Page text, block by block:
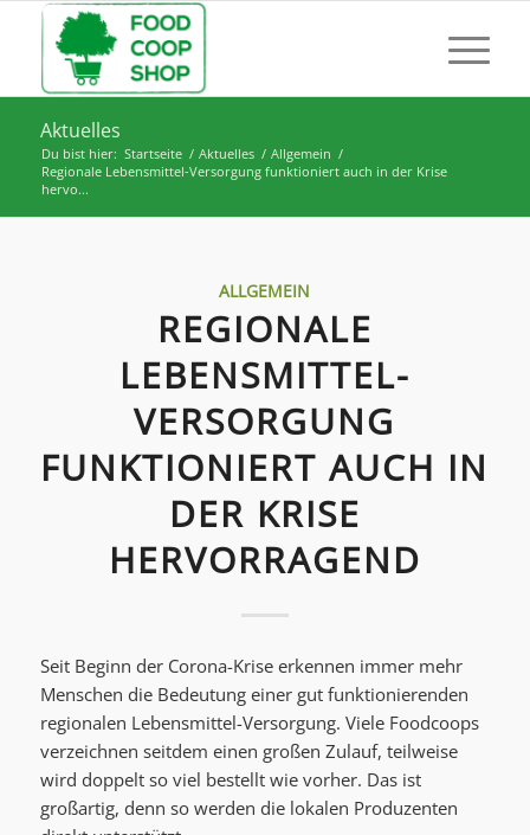
Aktuelles
Du bist hier: Startseite / Aktuelles / Allgemein /
Regionale Lebensmittel-Versorgung funktioniert auch in der Krise
hervo...
ALLGEMEIN
REGIONALE
LEBENSMITTEL-
VERSORGUNG
FUNKTIONIERT AUCH IN
DER KRISE
HERVORRAGEND
Seit Beginn der Corona-Krise erkennen immer mehr
Menschen die Bedeutung einer gut funktionierenden
regionalen Lebensmittel-Versorgung. Viele Foodcoops
verzeichnen seitdem einen großen Zulauf, teilweise
wird doppelt so viel bestellt wie vorher. Das ist
großartig, denn so werden die lokalen Produzenten